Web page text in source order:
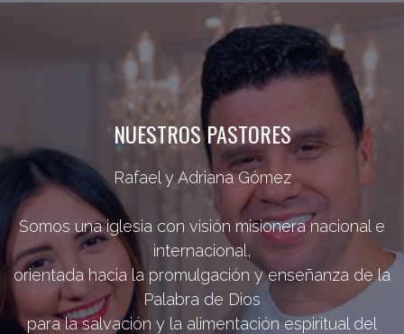
NUESTROS PASTORES
Rafael y Adriana Gómez
Somos una iglesia con visión misionera nacional e
internacional,
orientada hacia la promulgación y enseñanza de la
Palabra de Dios
para la salvación y la alimentación espiritual del